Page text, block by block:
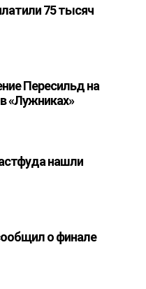
75 тысяч
Пересильд на
«Лужниках»
нашли
о финале